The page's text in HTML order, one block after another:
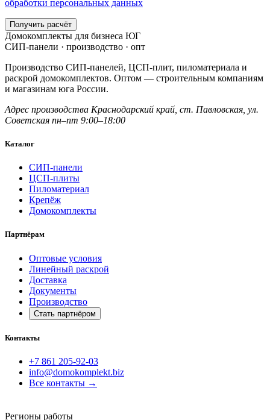
обработки персональных данных
Получить расчёт
Домокомплекты для бизнеса ЮГ
СИП-панели · производство · опт
Производство СИП-панелей, ЦСП-плит, пиломатериала и
раскрой домокомплектов. Оптом — строительным компаниям
и магазинам юга России.
Адрес производства Краснодарский край, ст. Павловская, ул.
Советская пн–пт 9:00–18:00
Каталог
СИП-панели
ЦСП-плиты
Пиломатериал
Крепёж
Домокомплекты
Партнёрам
Оптовые условия
Линейный раскрой
Доставка
Документы
Производство
Стать партнёром
Контакты
+7 861 205-92-03
info@domokomplekt.biz
Все контакты →
Регионы работы